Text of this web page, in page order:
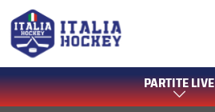
PARTITE LIVE